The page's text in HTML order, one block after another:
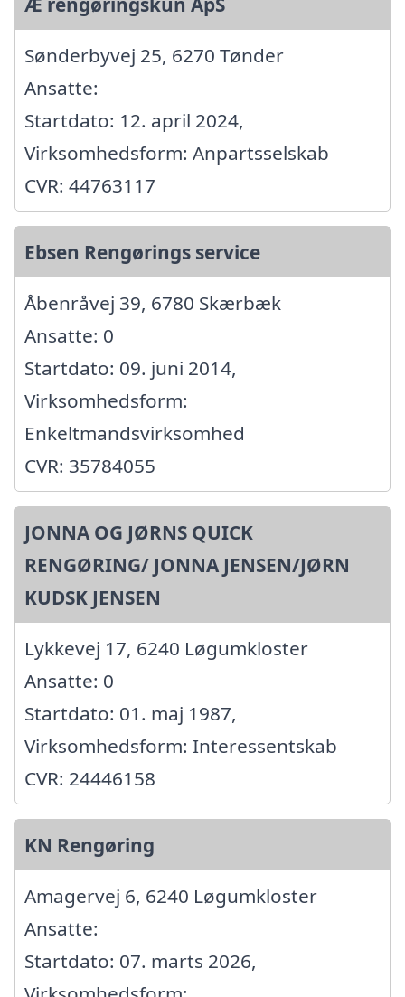
Sønderbyvej 25, 6270 Tønder
Ansatte:
Startdato: 12. april 2024,
Virksomhedsform: Anpartsselskab
CVR: 44763117
Ebsen Rengørings service
Åbenråvej 39, 6780 Skærbæk
Ansatte: 0
Startdato: 09. juni 2014,
Virksomhedsform:
Enkeltmandsvirksomhed
CVR: 35784055
JONNA OG JØRNS QUICK
RENGØRING/ JONNA JENSEN/JØRN
KUDSK JENSEN
Lykkevej 17, 6240 Løgumkloster
Ansatte: 0
Startdato: 01. maj 1987,
Virksomhedsform: Interessentskab
CVR: 24446158
KN Rengøring
Amagervej 6, 6240 Løgumkloster
Ansatte:
Startdato: 07. marts 2026,